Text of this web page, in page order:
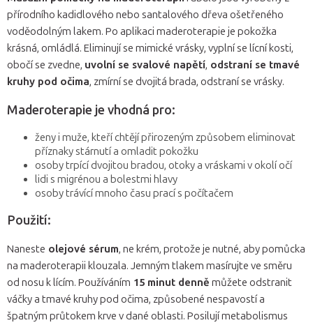
přírodního kadidlového nebo santalového dřeva ošetřeného
voděodolným lakem. Po aplikaci maderoterapie je pokožka
krásná, omládlá. Eliminují se mimické vrásky, vyplní se lícní kosti,
obočí se zvedne, uvolní se svalové napětí, odstraní se tmavé
kruhy pod očima, zmírní se dvojitá brada, odstraní se vrásky.
Maderoterapie je vhodná pro:
ženy i muže, kteří chtějí přirozeným způsobem eliminovat
příznaky stárnutí a omladit pokožku
osoby trpící dvojitou bradou, otoky a vráskami v okolí očí
lidi s migrénou a bolestmi hlavy
osoby trávící mnoho času prací s počítačem
Použití:
Naneste olejové sérum, ne krém, protože je nutné, aby pomůcka
na maderoterapii klouzala. Jemným tlakem masírujte ve směru
od nosu k lícím. Používáním 15 minut denně můžete odstranit
váčky a tmavé kruhy pod očima, způsobené nespavostí a
špatným průtokem krve v dané oblasti. Posilují metabolismus